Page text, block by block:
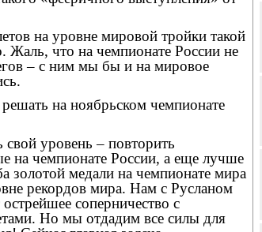
на уровне мировой тройки такой
Жаль, что на чемпионате России не
– с ним мы бы и на мировое
на ноябрьском чемпионате
уровень – повторить
на чемпионате России, а еще лучше
золотой медали на чемпионате мира
рекордов мира. Нам с Русланом
соперничество с
Но мы отдадим все силы для